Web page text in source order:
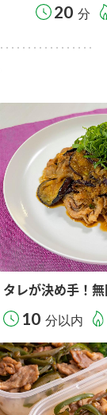
20 分
タレが決め手！
10 分以内